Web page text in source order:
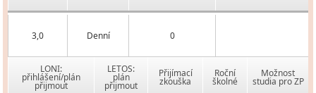
3,0 Denní 0
LONI:
přihlášení/plán
přijmout
LETOS:
plán
přijmout
Přijímací
zkouška
Roční
školné
Možnost
studia pro ZP